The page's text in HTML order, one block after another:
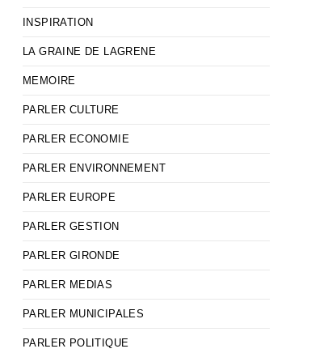
INSPIRATION
LA GRAINE DE LAGRENE
MEMOIRE
PARLER CULTURE
PARLER ECONOMIE
PARLER ENVIRONNEMENT
PARLER EUROPE
PARLER GESTION
PARLER GIRONDE
PARLER MEDIAS
PARLER MUNICIPALES
PARLER POLITIQUE